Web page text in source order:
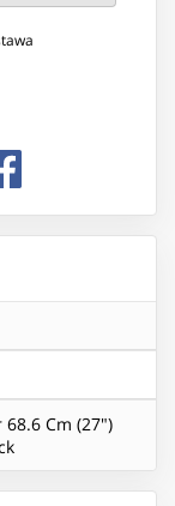
Cm (27")